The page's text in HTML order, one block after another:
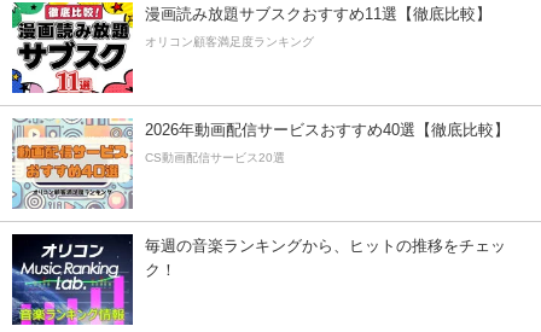
漫画読み放題サブスクおすすめ11選【徹底比較】
オリコン顧客満足度ランキング
2026年動画配信サービスおすすめ40選【徹底比較】
CS動画配信サービス20選
毎週の音楽ランキングから、ヒットの推移をチェッ
ク！